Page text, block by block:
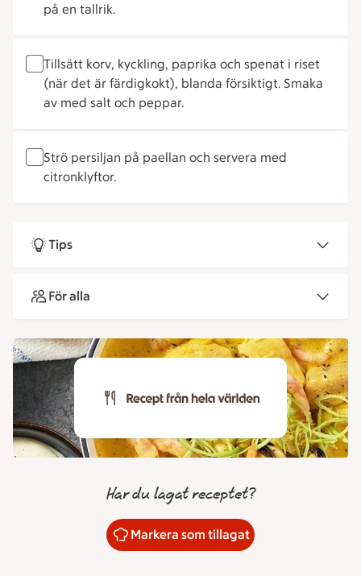
på en tallrik.
Tillsätt korv, kyckling, paprika och spenat i riset
(när det är färdigkokt), blanda försiktigt. Smaka
av med salt och peppar.
Strö persiljan på paellan och servera med
citronklyftor.
Tips
För alla
Har du lagat receptet?
Markera som tillagat